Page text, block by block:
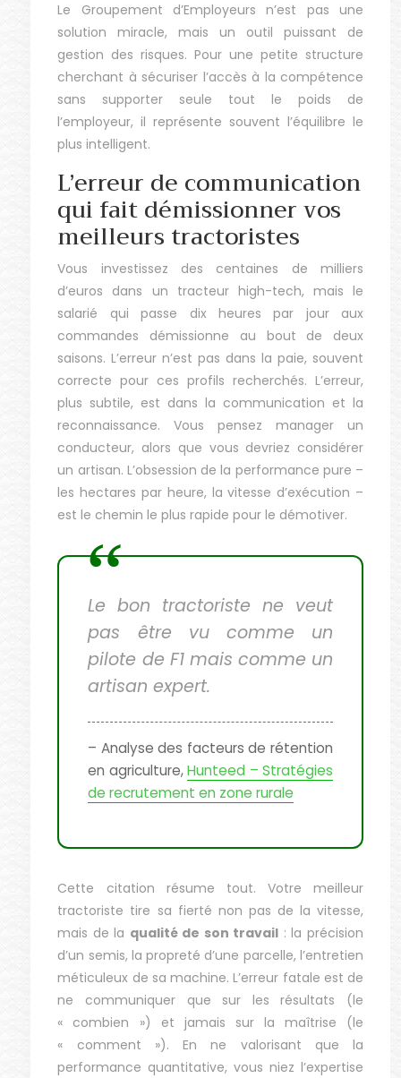
Le Groupement d’Employeurs n’est pas une
solution miracle, mais un outil puissant de
gestion des risques. Pour une petite structure
cherchant à sécuriser l’accès à la compétence
sans supporter seule tout le poids de
l’employeur, il représente souvent l’équilibre le
plus intelligent.
L’erreur de communication
qui fait démissionner vos
meilleurs tractoristes
Vous investissez des centaines de milliers
d’euros dans un tracteur high-tech, mais le
salarié qui passe dix heures par jour aux
commandes démissionne au bout de deux
saisons. L’erreur n’est pas dans la paie, souvent
correcte pour ces profils recherchés. L’erreur,
plus subtile, est dans la communication et la
reconnaissance. Vous pensez manager un
conducteur, alors que vous devriez considérer
un artisan. L’obsession de la performance pure –
les hectares par heure, la vitesse d’exécution –
est le chemin le plus rapide pour le démotiver.
Le bon tractoriste ne veut
pas être vu comme un
pilote de F1 mais comme un
artisan expert.
– Analyse des facteurs de rétention
en agriculture,Hunteed – Stratégies
de recrutement en zone rurale
Cette citation résume tout. Votre meilleur
tractoriste tire sa fierté non pas de la vitesse,
mais de la qualité de son travail : la précision
d’un semis, la propreté d’une parcelle, l’entretien
méticuleux de sa machine. L’erreur fatale est de
ne communiquer que sur les résultats (le
« combien ») et jamais sur la maîtrise (le
« comment »). En ne valorisant que la
performance quantitative, vous niez l’expertise